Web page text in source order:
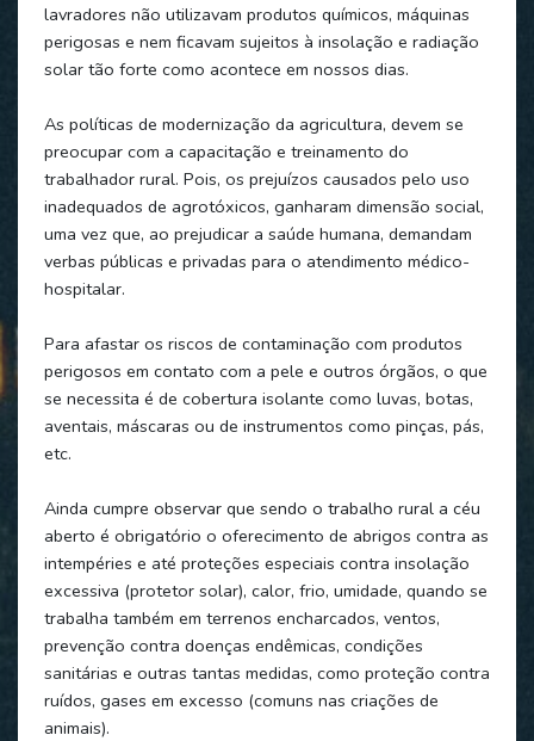
lavradores não utilizavam produtos químicos, máquinas
perigosas e nem ficavam sujeitos à insolação e radiação
solar tão forte como acontece em nossos dias.
As políticas de modernização da agricultura, devem se
preocupar com a capacitação e treinamento do
trabalhador rural. Pois, os prejuízos causados pelo uso
inadequados de agrotóxicos, ganharam dimensão social,
uma vez que, ao prejudicar a saúde humana, demandam
verbas públicas e privadas para o atendimento médico-
hospitalar.
Para afastar os riscos de contaminação com produtos
perigosos em contato com a pele e outros órgãos, o que
se necessita é de cobertura isolante como luvas, botas,
aventais, máscaras ou de instrumentos como pinças, pás,
etc.
Ainda cumpre observar que sendo o trabalho rural a céu
aberto é obrigatório o oferecimento de abrigos contra as
intempéries e até proteções especiais contra insolação
excessiva (protetor solar), calor, frio, umidade, quando se
trabalha também em terrenos encharcados, ventos,
prevenção contra doenças endêmicas, condições
sanitárias e outras tantas medidas, como proteção contra
ruídos, gases em excesso (comuns nas criações de
animais).